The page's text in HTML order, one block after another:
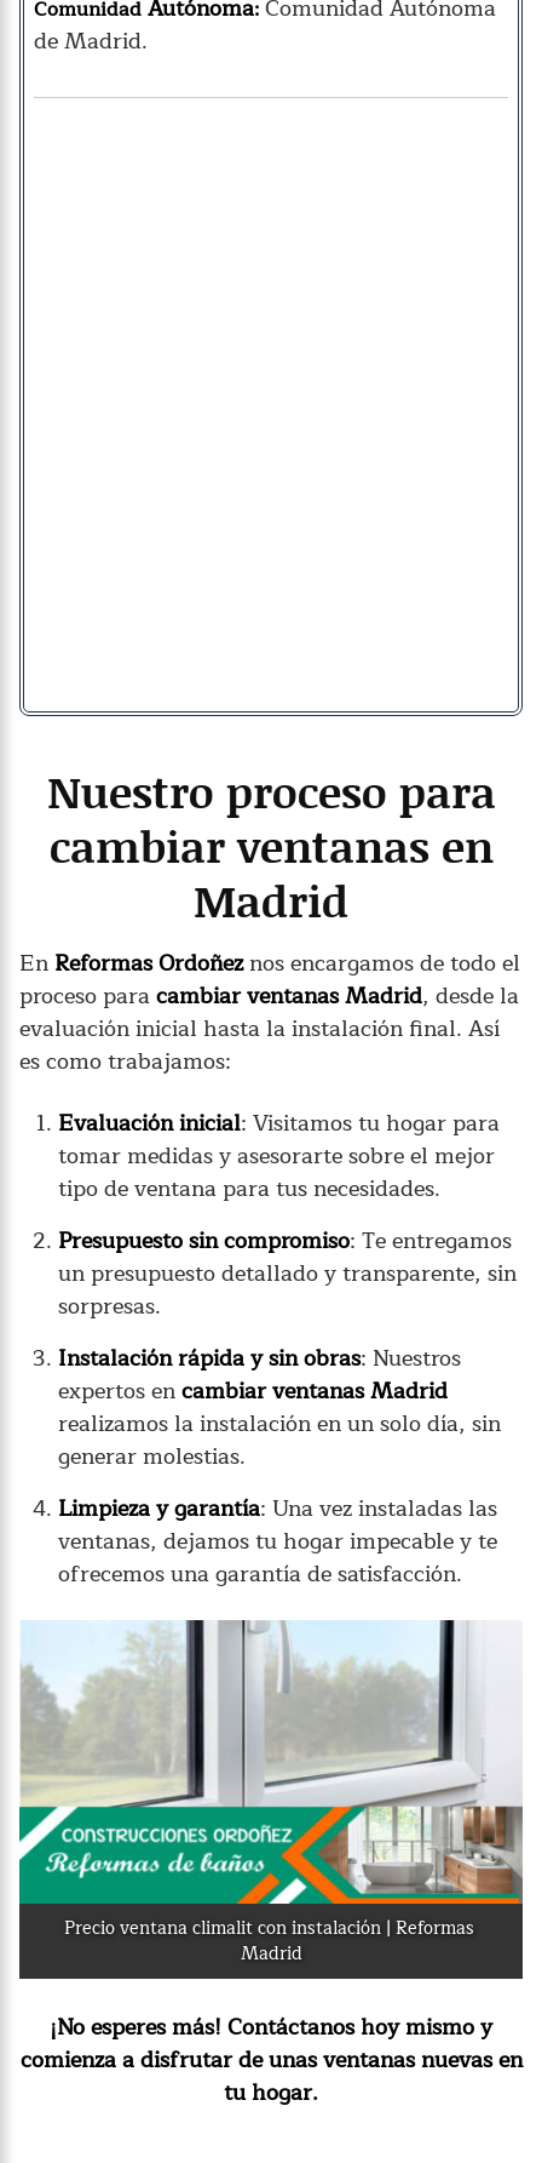
ComunidadAutónoma:Comunidad Autónoma
de Madrid.
Nuestro proceso para
cambiar ventanas en
Madrid
En Reformas Ordoñeznos encargamos de todo el
proceso paracambiar ventanas Madrid, desde la
evaluación inicial hasta la instalación final. Así
es como trabajamos:
Evaluación inicial: Visitamos tu hogar para
tomar medidas y asesorarte sobre el mejor
tipo de ventana para tus necesidades.
Presupuesto sin compromiso: Te entregamos
un presupuesto detallado y transparente, sin
sorpresas.
Instalación rápida y sin obras: Nuestros
expertos encambiar ventanas Madrid
realizamos la instalación en un solo día, sin
generar molestias.
Limpieza y garantía: Una vez instaladas las
ventanas, dejamos tu hogar impecable y te
ofrecemos una garantía de satisfacción.
Precio ventana climalit con instalación | Reformas
Madrid
¡No esperes más! Contáctanos hoy mismo y
comienza a disfrutar de unas ventanas nuevas en
tu hogar.